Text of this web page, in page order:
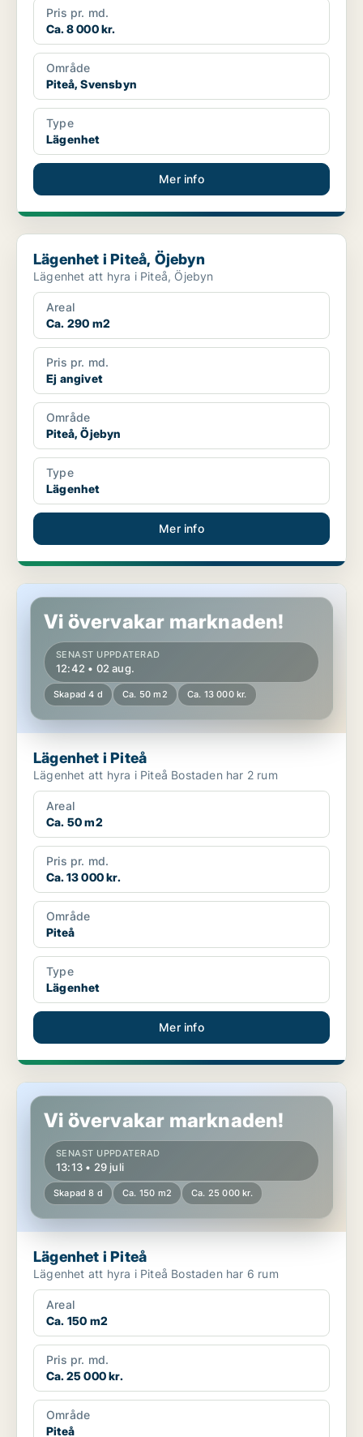
Pris pr. md.
Ca. 8 000 kr.
Område
Piteå, Svensbyn
Type
Lägenhet
Mer info
Lägenhet i Piteå, Öjebyn
Lägenhet i Piteå, Öjebyn
Lägenhet att hyra i Piteå, Öjebyn
Areal
Ca. 290 m2
Pris pr. md.
Ej angivet
Område
Piteå, Öjebyn
Type
Lägenhet
Mer info
Lägenhet i Piteå
Vi övervakar marknaden!
SENAST UPPDATERAD
12:42 • 02 aug.
Skapad 4 d Ca. 50 m2 Ca. 13 000 kr.
Lägenhet i Piteå
Lägenhet att hyra i Piteå Bostaden har 2 rum
Areal
Ca. 50 m2
Pris pr. md.
Ca. 13 000 kr.
Område
Piteå
Type
Lägenhet
Mer info
Lägenhet i Piteå
Vi övervakar marknaden!
SENAST UPPDATERAD
13:13 • 29 juli
Skapad 8 d Ca. 150 m2 Ca. 25 000 kr.
Lägenhet i Piteå
Lägenhet att hyra i Piteå Bostaden har 6 rum
Areal
Ca. 150 m2
Pris pr. md.
Ca. 25 000 kr.
Område
Piteå